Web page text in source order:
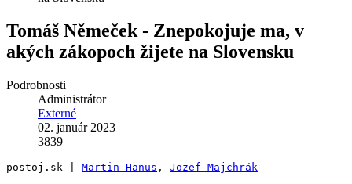
Tomáš Němeček - Znepokojuje ma, v
akých zákopoch žijete na Slovensku
Podrobnosti
Administrátor
Externé
02. január 2023
3839
postoj.sk | Martin Hanus , Jozef Majchrák